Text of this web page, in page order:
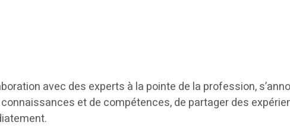
avec des experts à la pointe de la profession,
et de compétences, de partager des